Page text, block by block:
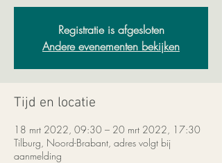
Registratie is afgesloten
Andere evenementen bekijken
Tijd en locatie
18 mrt 2022, 09:30 – 20 mrt 2022, 17:30
Tilburg, Noord-Brabant, adres volgt bij
aanmelding